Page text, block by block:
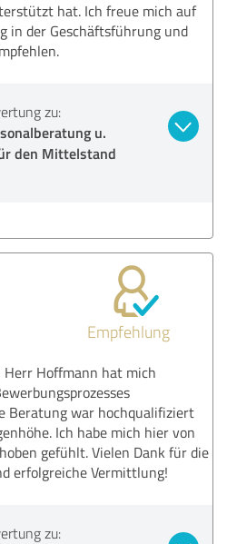
hat. Ich freue mich auf
in der Geschäftsführung und
zu:
u.
den Mittelstand
Empfehlung
Hoffmann hat mich
Beratung war hochqualifiziert
Ich habe mich hier von
gefühlt. Vielen Dank für die
erfolgreiche Vermittlung!
zu: